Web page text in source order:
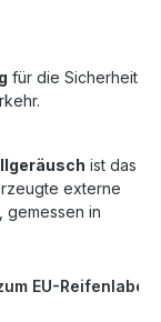
für die Sicherheit
ist das
externe
gemessen in
EU-Reifenlabel